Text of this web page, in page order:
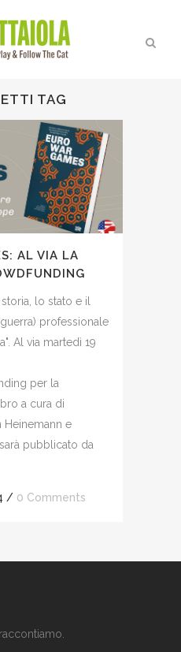
TAG
AL VIA LA
lo stato e il
professionale
Al via martedì 19
per la
a cura di
Heinemann e
pubblicato da
/ 0 Comments